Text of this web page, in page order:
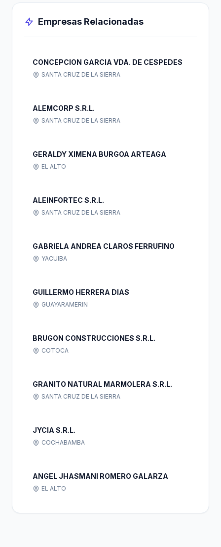
Empresas Relacionadas
CONCEPCION GARCIA VDA. DE CESPEDES
SANTA CRUZ DE LA SIERRA
ALEMCORP S.R.L.
SANTA CRUZ DE LA SIERRA
GERALDY XIMENA BURGOA ARTEAGA
EL ALTO
ALEINFORTEC S.R.L.
SANTA CRUZ DE LA SIERRA
GABRIELA ANDREA CLAROS FERRUFINO
YACUIBA
GUILLERMO HERRERA DIAS
GUAYARAMERIN
BRUGON CONSTRUCCIONES S.R.L.
COTOCA
GRANITO NATURAL MARMOLERA S.R.L.
SANTA CRUZ DE LA SIERRA
JYCIA S.R.L.
COCHABAMBA
ANGEL JHASMANI ROMERO GALARZA
EL ALTO